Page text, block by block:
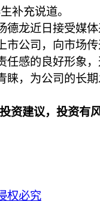
补充说道。
龙近日接受媒体
市公司，向市场
任感的良好形象
睐，为公司的长
资建议，投资有
权必究